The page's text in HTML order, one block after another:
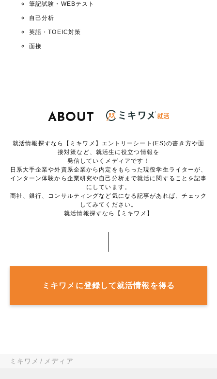
筆記試験・WEBテスト
自己分析
英語・TOEIC対策
面接
ABOUT
就活情報探すなら【ミキワメ】エントリーシート(ES)の書き方や面
接対策など、就活生に役立つ情報を
発信していくメディアです！
日系大手企業や外資系企業から内定をもらった現役学生ライターが、
インターン体験から企業研究や自己分析まで就活に関することを記事
にしています。
商社、銀行、コンサルティングなど気になる記事があれば、チェック
してみてください。
就活情報探すなら【ミキワメ】
ミキワメに登録して就活情報を得る
ミキワメ メディア